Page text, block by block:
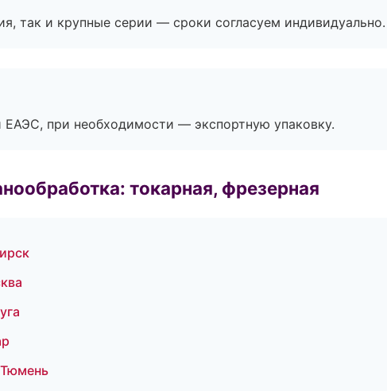
так и крупные серии — сроки согласуем индивидуально.
при необходимости — экспортную упаковку.
токарная, фрезерная